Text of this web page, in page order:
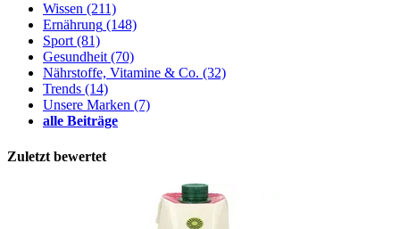
Wissen (211)
Ernährung (148)
Sport(81)
Gesundheit(70)
Nährstoffe, Vitamine & Co. (32)
Trends (14)
Unsere Marken (7)
alle Beiträge
Zuletzt bewertet